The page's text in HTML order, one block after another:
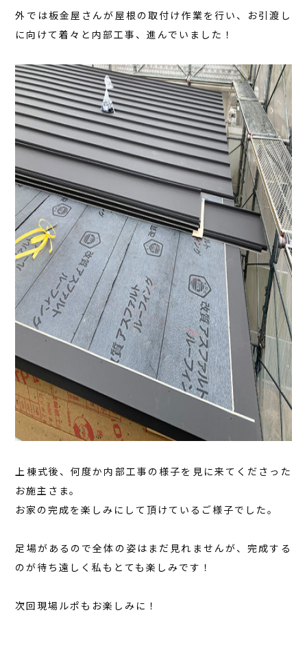
外では板金屋さんが屋根の取付け作業を行い、お引渡し
に向けて着々と内部工事、進んでいました！
上棟式後、何度か内部工事の様子を見に来てくださった
お施主さま。
お家の完成を楽しみにして頂けているご様子でした。
足場があるので全体の姿はまだ見れませんが、完成する
のが待ち遠しく私もとても楽しみです！
次回現場ルポもお楽しみに！